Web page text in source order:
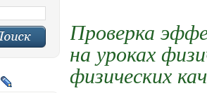
Проверка
на уроках
физических